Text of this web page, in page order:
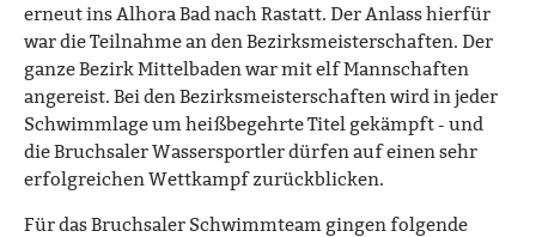
erneut ins Alhora Bad nach Rastatt. Der Anlass hierfür
war die Teilnahme an den Bezirksmeisterschaften. Der
ganze Bezirk Mittelbaden war mit elf Mannschaften
angereist. Bei den Bezirksmeisterschaften wird in jeder
Schwimmlage um heißbegehrte Titel gekämpft - und
die Bruchsaler Wassersportler dürfen auf einen sehr
erfolgreichen Wettkampf zurückblicken.
Für das Bruchsaler Schwimmteam gingen folgende